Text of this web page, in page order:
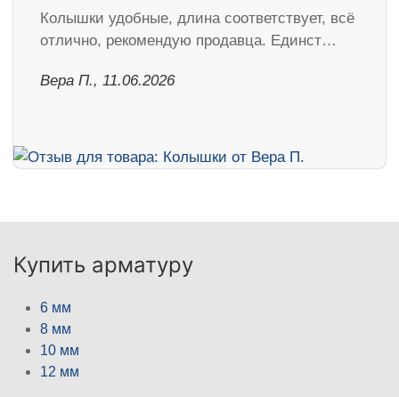
Колышки удобные, длина соответствует, всё
отлично, рекомендую продавца. Единст…
Вера П., 11.06.2026
Купить арматуру
6 мм
8 мм
10 мм
12 мм